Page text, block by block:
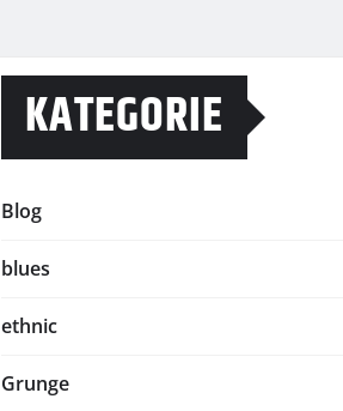
KATEGORIE
Blog
blues
ethnic
Grunge